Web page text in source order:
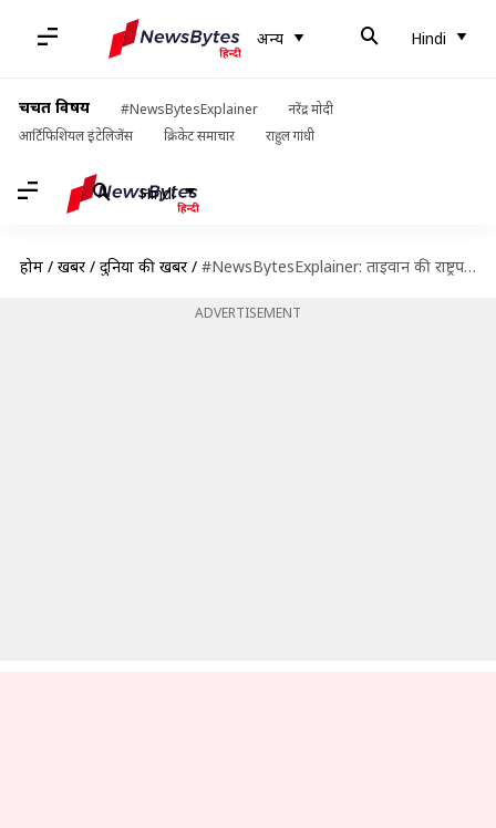
अन्य Hindi
चर्चित विषय #NewsBytesExplainer
नरेंद्र मोदी
आर्टिफिशियल इंटेलिजेंस
क्रिकेट समाचार राहुल गांधी
Hindi
होम / खबरें / दुनिया की खबरें / #NewsBytesExplainer: ताइवान की राष्ट्रपति का अमेरिका दौरा और चीन की चेतावनी, क्या बढ़ेगा तनाव?
ADVERTISEMENT